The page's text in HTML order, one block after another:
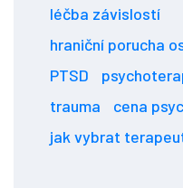
léčba závislostí
hraniční porucha
PTSD
trauma
cena
jak vybrat